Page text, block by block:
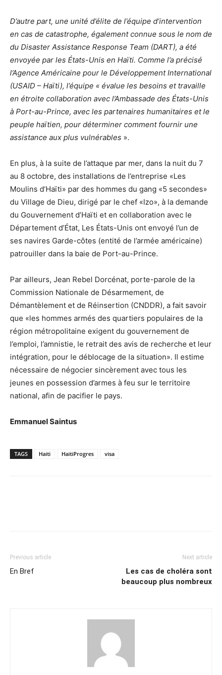
D’autre part, une unité d’élite de l’équipe d’intervention
en cas de catastrophe, également connue sous le nom de
du Disaster Assistance Response Team (DART), a été
envoyée par les États-Unis en Haïti. Comme l’a précisé
l’Agence Américaine pour le Développement International
(USAID – Haïti), l’équipe « évalue les besoins et travaille
en étroite collaboration avec l’Ambassade des États-Unis
à Port-au-Prince, avec les partenaires humanitaires et le
peuple haïtien, pour déterminer comment fournir une
assistance aux plus vulnérables ».
En plus, à la suite de l’attaque par mer, dans la nuit du 7
au 8 octobre, des installations de l’entreprise «Les
Moulins d’Haïti» par des hommes du gang «5 secondes»
du Village de Dieu, dirigé par le chef «Izo», à la demande
du Gouvernement d’Haïti et en collaboration avec le
Département d’État, Les États-Unis ont envoyé l’un de
ses navires Garde-côtes (entité de l’armée américaine)
patrouiller dans la baie de Port-au-Prince.
Par ailleurs, Jean Rebel Dorcénat, porte-parole de la
Commission Nationale de Désarmement, de
Démantèlement et de Réinsertion (CNDDR), a fait savoir
que «les hommes armés des quartiers populaires de la
région métropolitaine exigent du gouvernement de
l’emploi, l’amnistie, le retrait des avis de recherche et leur
intégration, pour le déblocage de la situation». Il estime
nécessaire de négocier sincèrement avec tous les
jeunes en possession d’armes à feu sur le territoire
national, afin de pacifier le pays.
Emmanuel Saintus
TAGS Haiti HaitiProgres visa
Previous article
En Bref
Next article
Les cas de choléra sont
beaucoup plus nombreux